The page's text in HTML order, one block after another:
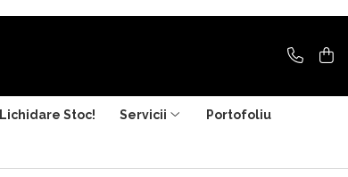
Lichidare Stoc! Servicii Portofoliu